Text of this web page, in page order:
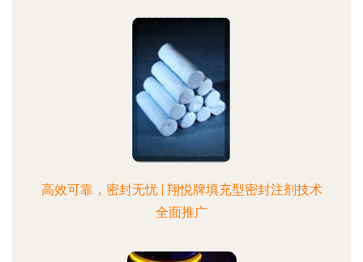
高效可靠，密封无忧 | 翔悦牌填充型密封注剂技术
全面推广